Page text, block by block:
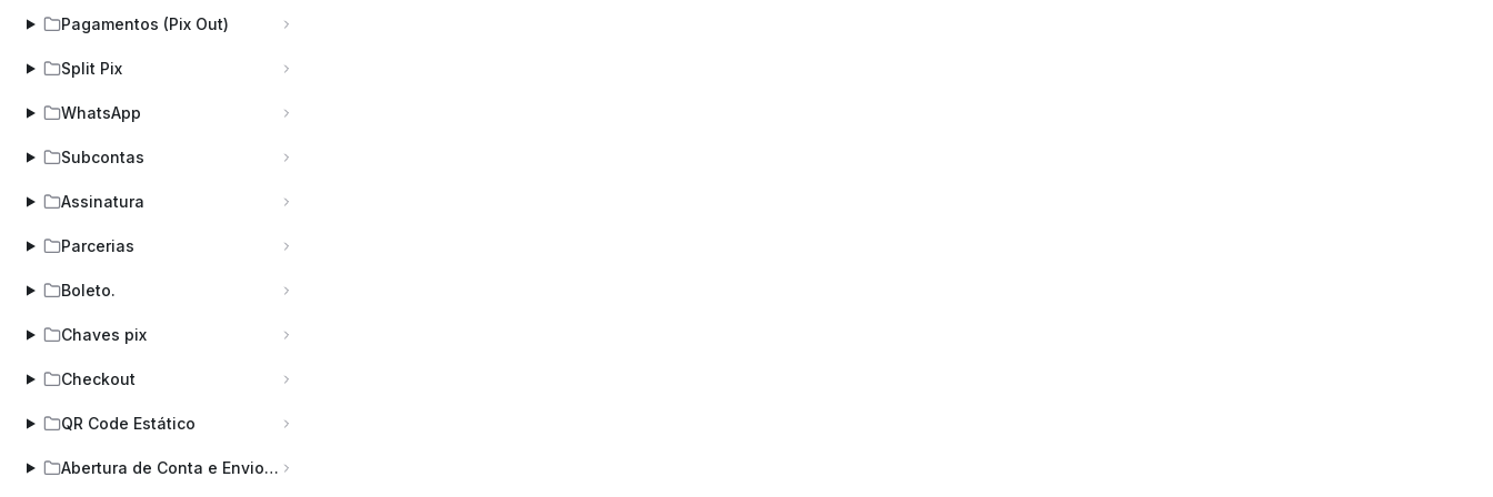
Pagamentos (Pix Out)
Split Pix
WhatsApp
Subcontas
Assinatura
Parcerias
Boleto.
Chaves pix
Checkout
QR Code Estático
Abertura de Conta e Envio de Documentos: Prazos, Regras e Checklist